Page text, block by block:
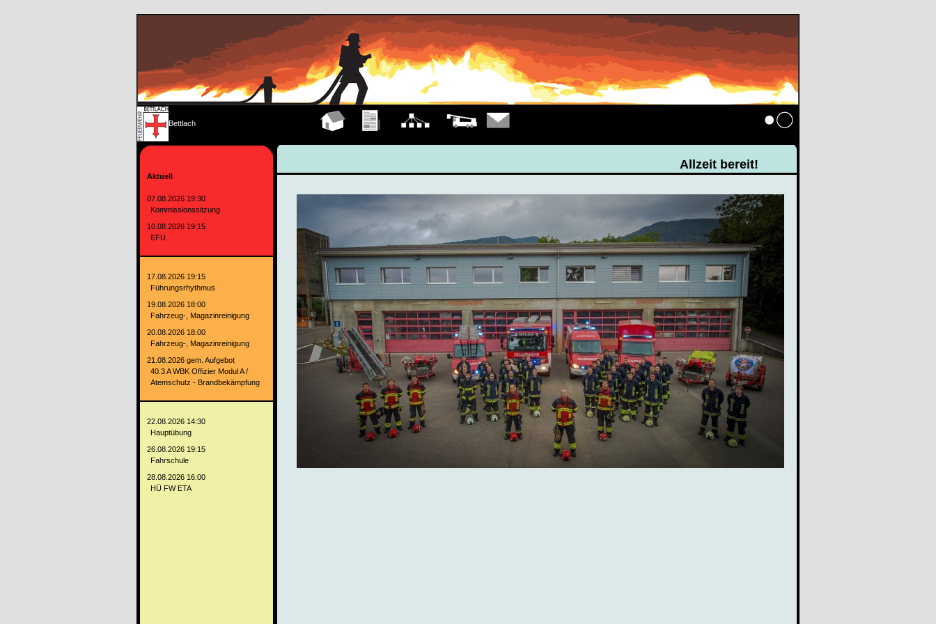
Bettlach
Aktuell
07.08.2026 19:30
Kommissionssitzung
10.08.2026 19:15
EFU
17.08.2026 19:15
Führungsrhythmus
19.08.2026 18:00
Fahrzeug-, Magazinreinigung
20.08.2026 18:00
Fahrzeug-, Magazinreinigung
21.08.2026 gem. Aufgebot
40.3 A WBK Offizier Modul A /
Atemschutz - Brandbekämpfung
22.08.2026 14:30
Hauptübung
26.08.2026 19:15
Fahrschule
28.08.2026 16:00
HÜ FW ETA
Allzeit bereit!